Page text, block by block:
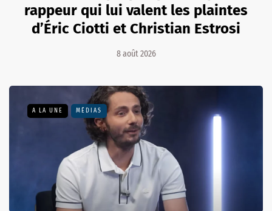
rappeur qui lui valent les plaintes
d’Éric Ciotti et Christian Estrosi
8 août 2026
A LA UNE MÉDIAS